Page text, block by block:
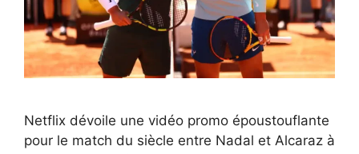
Netflix dévoile une vidéo promo époustouflante
pour le match du siècle entre Nadal et Alcaraz à